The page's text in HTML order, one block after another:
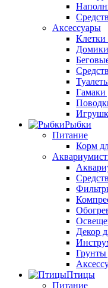
Аксессуары
Клетки
Гамаки
Рыбки
Питание
Корм
Декор
Грунты
Птицы
Питание